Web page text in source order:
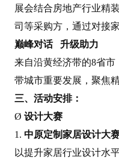
展会结合房地产行业精
司等采购方，通过对接
巅峰对话 升级助力
来自沿黄经济带的8省
带城市重要发展，聚焦
三、活动安排：
Ø 设计大赛
1. 中原定制家居设计大
以提升家居行业设计水